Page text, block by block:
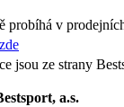
probíhá v
zde
jsou ze strany
a.s.